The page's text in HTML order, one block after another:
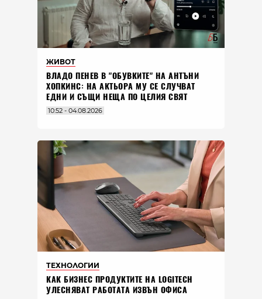
ЖИВОТ
ВЛАДO ПЕНЕВ В "ОБУВКИТЕ" НА АНТЪНИ
ХОПКИНС: НА АКТЬОРА МУ СЕ СЛУЧВАТ
ЕДНИ И СЪЩИ НЕЩА ПО ЦЕЛИЯ СВЯТ
10:52 - 04.08.2026
ТЕХНОЛОГИИ
КАК БИЗНЕС ПРОДУКТИТЕ НА LOGITECH
УЛЕСНЯВАТ РАБОТАТА ИЗВЪН ОФИСА